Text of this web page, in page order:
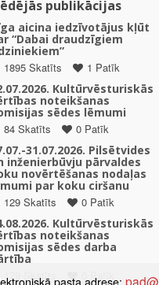
publikācijas
aicina iedzīvotājus kļūt
“Dabai draudzīgiem
1895 Skatīts
1 Patīk
Kultūrvēsturiskās
noteikšanas
sēdes lēmumi
84 Skatīts
0 Patīk
31.07.2026. Pilsētvides
inženierbūvju pārvaldes
novērtēšanas nodaļas
par koku ciršanu
129 Skatīts
0 Patīk
Kultūrvēsturiskās
noteikšanas
sēdes darba
179 Skatīts
0 Patīk
pasta adrese: